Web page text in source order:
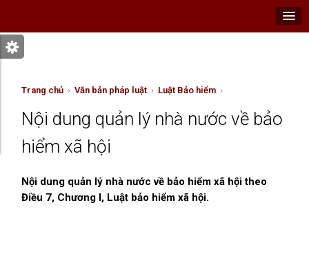
Trang chủ ›Văn bản pháp luật › Luật Bảo hiểm ›
Nội dung quản lý nhà nước về bảo
hiểm xã hội
Nội dung quản lý nhà nước về bảo hiểm xã hội theo
Điều 7, Chương I, Luật bảo hiểm xã hội.